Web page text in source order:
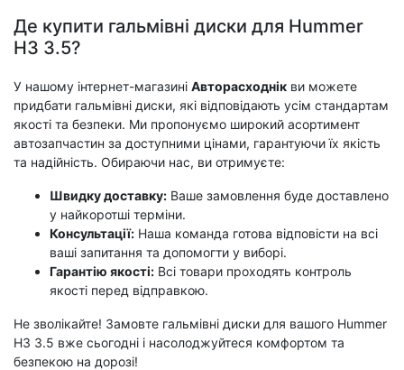
Де купити гальмівні диски для Hummer
H3 3.5?
У нашому інтернет-магазині Авторасходнік ви можете
придбати гальмівні диски, які відповідають усім стандартам
якості та безпеки. Ми пропонуємо широкий асортимент
автозапчастин за доступними цінами, гарантуючи їх якість
та надійність. Обираючи нас, ви отримуєте:
Швидку доставку: Ваше замовлення буде доставлено
у найкоротші терміни.
Консультації: Наша команда готова відповісти на всі
ваші запитання та допомогти у виборі.
Гарантію якості: Всі товари проходять контроль
якості перед відправкою.
Не зволікайте! Замовте гальмівні диски для вашого Hummer
H3 3.5 вже сьогодні і насолоджуйтеся комфортом та
безпекою на дорозі!